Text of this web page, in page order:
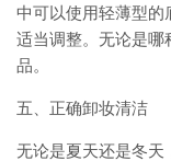
中可以使用轻薄型的
适当调整。无论是哪
品。
五、正确卸妆清洁
无论是夏天还是冬天